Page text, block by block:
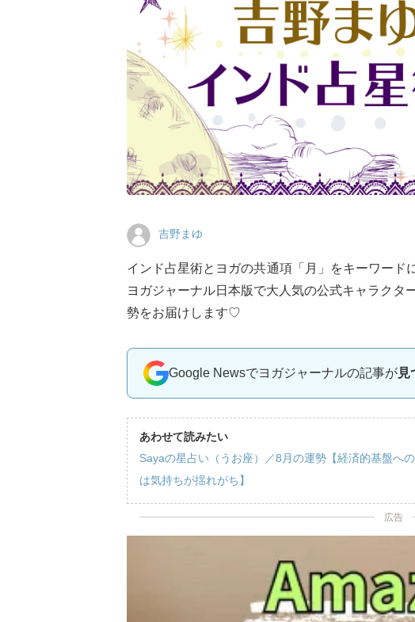
吉野まゆ
インド占星術とヨガの共通項「月」をキーワード
ヨガジャーナル日本版で大人気の公式キャラクタ
勢をお届けします♡
Google Newsでヨガジャーナルの記事が見
あわせて読みたい
Sayaの星占い（うお座）／8月の運勢【経済的基盤へ
は気持ちが揺れがち】
広告